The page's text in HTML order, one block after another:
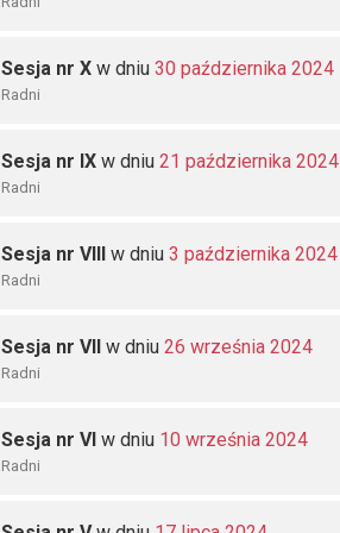
Sesja nr X w dniu 30 października 2024
Radni
Sesja nr IX w dniu 21 października 2024
Radni
Sesja nr VIII w dniu 3 października 2024
Radni
Sesja nr VII w dniu 26 września 2024
Radni
Sesja nr VI w dniu 10 września 2024
Radni